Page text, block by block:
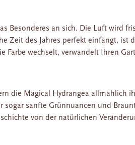
Besonderes an sich. Die Luft wird
Zeit des Jahres perfekt einfängt, ist
Farbe wechselt, verwandelt Ihren
die Magical Hydrangea allmählich
sanfte Grünnuancen und
von der natürlichen